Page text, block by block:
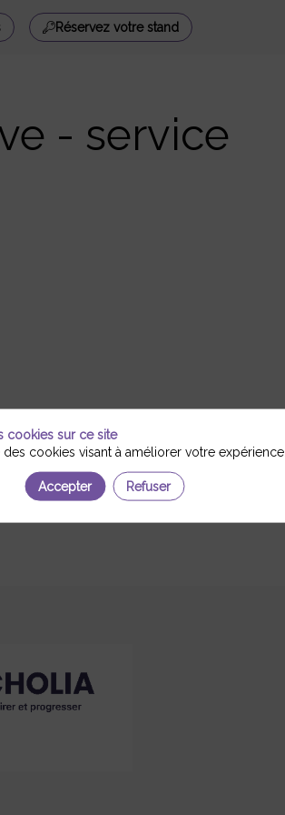
Réservez votre stand
- service
cookies sur ce site
des cookies visant à améliorer votre expérience.
Accepter Refuser